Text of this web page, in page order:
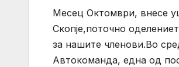
Месец Октомври, внесе
Скопје,поточно
за нашите членови.Во
Автокоманда, една од